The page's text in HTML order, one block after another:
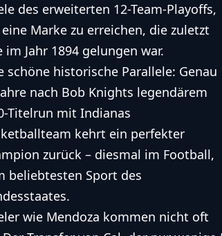
des erweiterten 12-Team-Playoffs,
Marke zu erreichen, die zuletzt
im Jahr 1894 gelungen war.
schöne historische Parallele: Genau
nach Bob Knights legendärem
Titelrun mit Indianas
kehrt ein perfekter
zurück – diesmal im Football,
beliebtesten Sport des
wie Mendoza kommen nicht oft